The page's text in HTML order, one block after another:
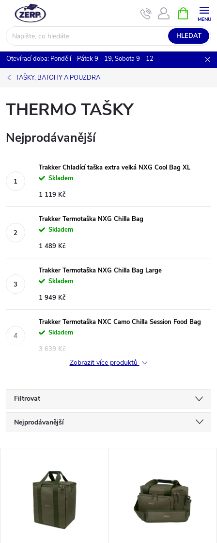
obsah
HLEDAT
NÁKUPNÍ
KOŠÍK
Otevírací doba: Pondělí - Pátek 9 - 19, Sobota 9 - 12
TAŠKY, BATOHY A POUZDRA
THERMO TAŠKY
Nejprodávanější
Trakker Chladící taška extra velká NXG Cool Bag XL
Skladem
1 119 Kč
Trakker Termotaška NXG Chilla Bag
Skladem
1 489 Kč
Trakker Termotaška NXG Chilla Bag Large
Skladem
1 949 Kč
Trakker Termotaška NXC Camo Chilla Session Food Bag
Skladem
3 639 Kč
Zobrazit více produktů
Filtrovat
Ř
a
Nejprodávanější
Abecedně